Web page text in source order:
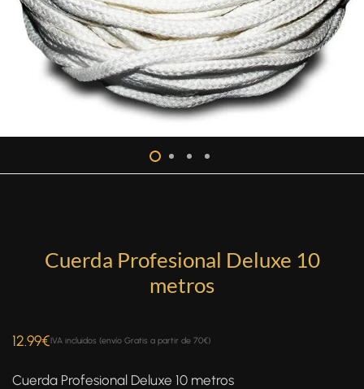
Cuerda Profesional Deluxe 10
metros
12.99€IVA incluidos (envío Gratis a partir de 70€)
Cuerda Profesional Deluxe 10 metros